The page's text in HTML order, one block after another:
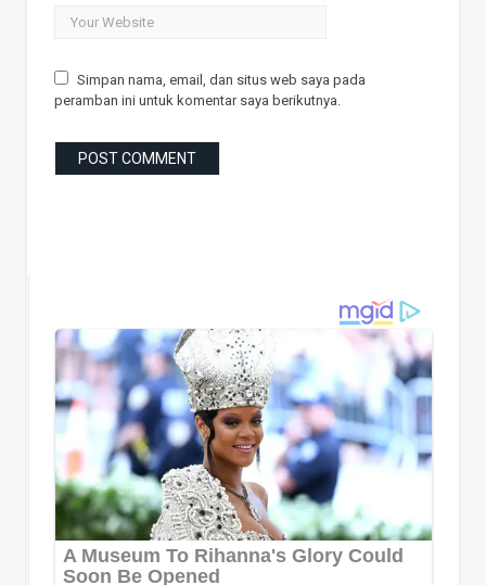
Simpan nama, email, dan situs web saya pada
peramban ini untuk komentar saya berikutnya.